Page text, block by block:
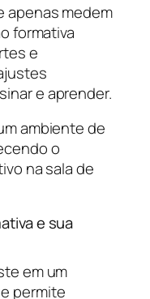
apenas medem
formativa
e
e aprender.
ambiente de
o
na sala de
e sua
em um
permite